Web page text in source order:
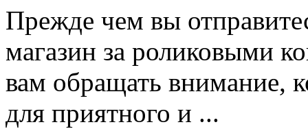
Прежде чем вы
магазин за роликовыми
вам обращать внимание,
для приятного и ...